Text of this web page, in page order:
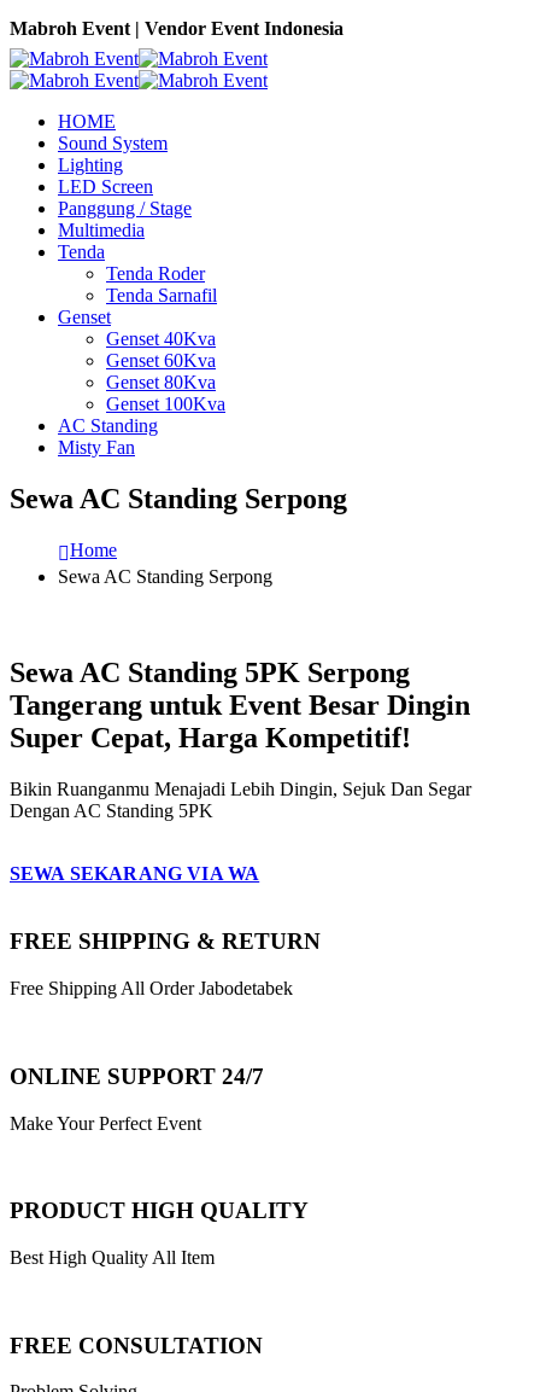
Mabroh Event | Vendor Event Indonesia
HOME
Sound System
Lighting
LED Screen
Panggung / Stage
Multimedia
Tenda
Tenda Roder
Tenda Sarnafil
Genset
Genset 40Kva
Genset 60Kva
Genset 80Kva
Genset 100Kva
AC Standing
Misty Fan
Sewa AC Standing Serpong
Home
Sewa AC Standing Serpong
Sewa AC Standing 5PK Serpong
Tangerang untuk Event Besar Dingin
Super Cepat, Harga Kompetitif!
Bikin Ruanganmu Menajadi Lebih Dingin, Sejuk Dan Segar
Dengan AC Standing 5PK
SEWA SEKARANG VIA WA
FREE SHIPPING & RETURN
Free Shipping All Order Jabodetabek
ONLINE SUPPORT 24/7
Make Your Perfect Event
PRODUCT HIGH QUALITY
Best High Quality All Item
FREE CONSULTATION